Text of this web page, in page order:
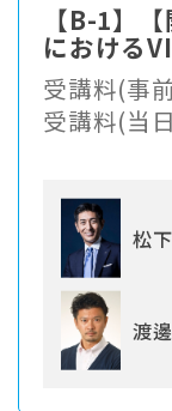
【B-1】
における
受講料(事
受講料(当
松
渡